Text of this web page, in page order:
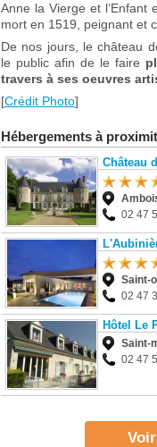
Anne la Vierge et l’Enfant
mort en 1519, peignant et
De nos jours, le château
le public afin de le faire
travers à ses oeuvres
[Crédit Photo]
Hébergements à
Château
02 47
Saint-
02 47
Hôtel Le
Saint-
02 47